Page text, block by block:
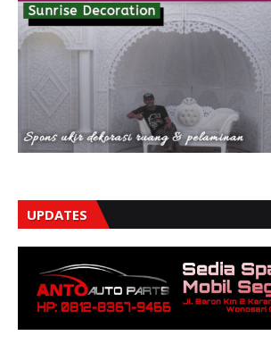
UPDATES